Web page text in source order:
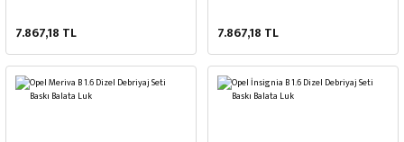
7.867,18 TL 7.867,18 TL